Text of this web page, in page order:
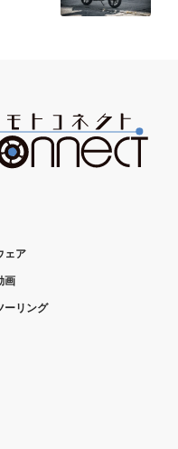
ェア
画
ーリング